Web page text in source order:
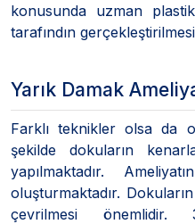
konusunda uzman
tarafındın
Yarık Damak
Farklı teknikler olsa da
şekilde dokuların
yapılmaktadır.
oluşturmaktadır.
çevrilmesi